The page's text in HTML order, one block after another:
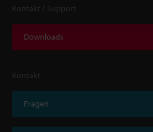
Kontakt / Support
Downloads
Kontakt
Fragen